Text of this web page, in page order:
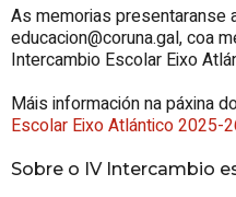
As memorias presentaranse
educacion@coruna.gal, coa
Intercambio Escolar Eixo
Máis información na páxina
Escolar Eixo Atlántico2025-
Sobre o IV Intercambio